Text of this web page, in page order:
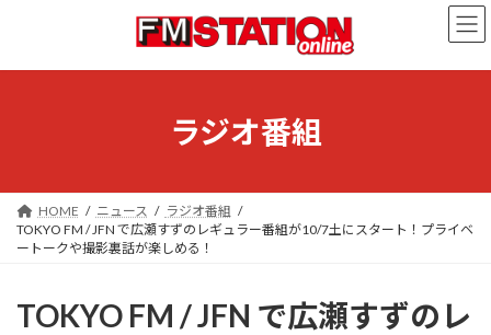
ン
ー
ラジオ番組
HOME ニュース
ラジオ番組
TOKYO FM / JFN で広瀬すずのレギュラー番組が10/7土にスタート！プライベ
ートークや撮影裏話が楽しめる！
TOKYO FM / JFN で広瀬すずのレ